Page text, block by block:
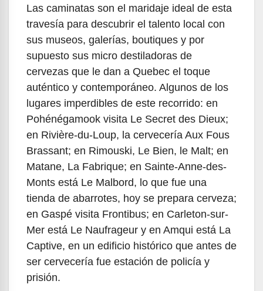
Las caminatas son el maridaje ideal de esta
travesía para descubrir el talento local con
sus museos, galerías, boutiques y por
supuesto sus micro destiladoras de
cervezas que le dan a Quebec el toque
auténtico y contemporáneo. Algunos de los
lugares imperdibles de este recorrido: en
Pohénégamook visita Le Secret des Dieux;
en Rivière-du-Loup, la cervecería Aux Fous
Brassant; en Rimouski, Le Bien, le Malt; en
Matane, La Fabrique; en Sainte-Anne-des-
Monts está Le Malbord, lo que fue una
tienda de abarrotes, hoy se prepara cerveza;
en Gaspé visita Frontibus; en Carleton-sur-
Mer está Le Naufrageur y en Amqui está La
Captive, en un edificio histórico que antes de
ser cervecería fue estación de policía y
prisión.